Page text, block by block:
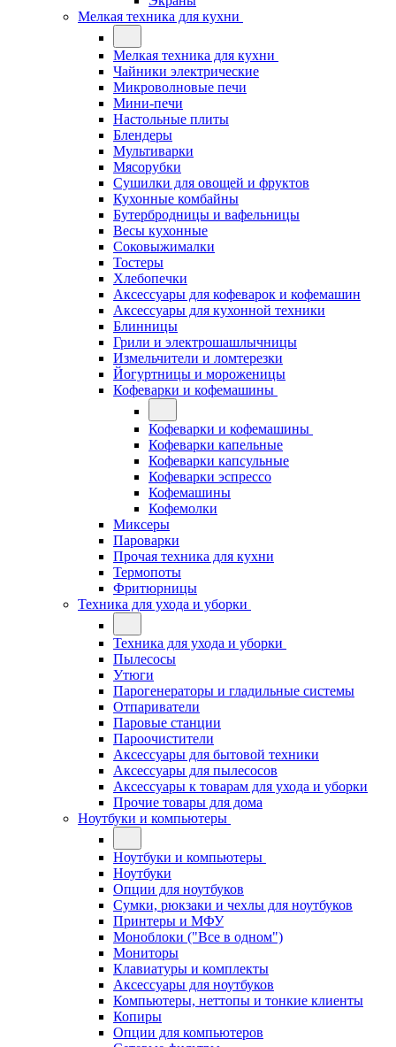
Мелкая техника для кухни
Мелкая техника для кухни
Чайники электрические
Микроволновые печи
Мини-печи
Настольные плиты
Блендеры
Мультиварки
Мясорубки
Сушилки для овощей и фруктов
Кухонные комбайны
Бутербродницы и вафельницы
Весы кухонные
Соковыжималки
Тостеры
Хлебопечки
Аксессуары для кофеварок и кофемашин
Аксессуары для кухонной техники
Блинницы
Грили и электрошашлычницы
Измельчители и ломтерезки
Йогуртницы и мороженицы
Кофеварки и кофемашины
Кофеварки и кофемашины
Кофеварки капельные
Кофеварки капсульные
Кофеварки эспрессо
Кофемашины
Кофемолки
Миксеры
Пароварки
Прочая техника для кухни
Термопоты
Фритюрницы
Техника для ухода и уборки
Техника для ухода и уборки
Пылесосы
Утюги
Парогенераторы и гладильные системы
Отпариватели
Паровые станции
Пароочистители
Аксессуары для бытовой техники
Аксессуары для пылесосов
Аксессуары к товарам для ухода и уборки
Прочие товары для дома
Ноутбуки и компьютеры
Ноутбуки и компьютеры
Ноутбуки
Опции для ноутбуков
Сумки, рюкзаки и чехлы для ноутбуков
Принтеры и МФУ
Моноблоки ("Все в одном")
Мониторы
Клавиатуры и комплекты
Аксессуары для ноутбуков
Компьютеры, неттопы и тонкие клиенты
Копиры
Опции для компьютеров